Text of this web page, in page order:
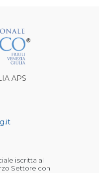
APS
iscritta al
Settore con